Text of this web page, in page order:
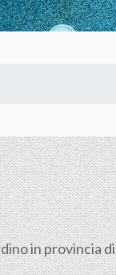
in provincia